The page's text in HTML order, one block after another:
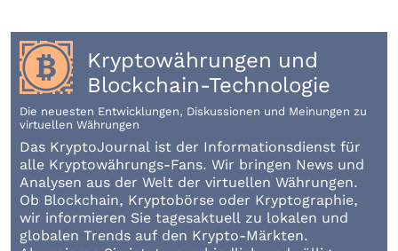
Kryptowährungen und
Blockchain-Technologie
Die neuesten Entwicklungen, Diskussionen und Meinungen zu
virtuellen Währungen
Das KryptoJournal ist der Informationsdienst für
alle Kryptowährungs-Fans. Wir bringen News und
Analysen aus der Welt der virtuellen Währungen.
Ob Blockchain, Kryptobörse oder Kryptographie,
wir informieren Sie tagesaktuell zu lokalen und
globalen Trends auf den Krypto-Märkten.